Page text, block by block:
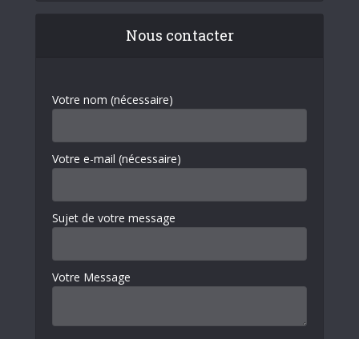
Nous contacter
Votre nom (nécessaire)
Votre e-mail (nécessaire)
Sujet de votre message
Votre Message